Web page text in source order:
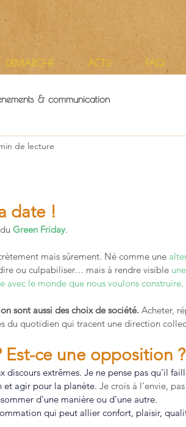
& communication
de lecture
date !
Green Friday.
mais sûrement. Né comme une
ou culpabiliser… mais à rendre visible
avec le monde que nous voulons construire.
sont aussi des choix de société. Acheter,
du quotidien qui tracent une direction
Est-ce une opposition ?
discours extrêmes. Je ne pense pas qu’il
agir pour la planète. Je crois à l’envie,
d'une manière ou d'une autre.
qui peut allier confort, plaisir,
DEMARCHE ACTU FAQ